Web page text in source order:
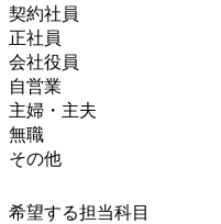
契約社員
正社員
会社役員
自営業
主婦・主夫
無職
その他
希望する担当科目